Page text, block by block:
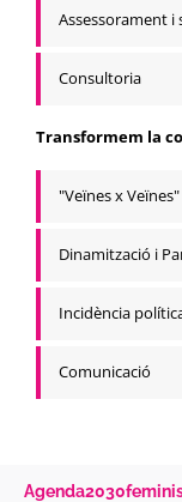
Assessorament i
Consultoria
Transformem la
"Veïnes x Veïnes"
Dinamització i
Incidència
Comunicació